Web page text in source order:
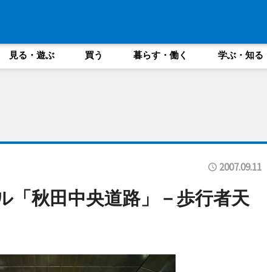
見る・遊ぶ 買う 暮らす・働く 学ぶ・知る
2007.09.11
「秋田中央道路」－歩行者天